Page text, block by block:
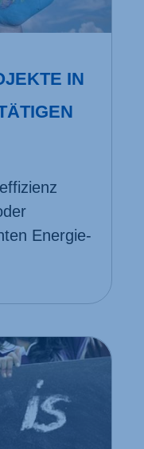
IN
Energie­